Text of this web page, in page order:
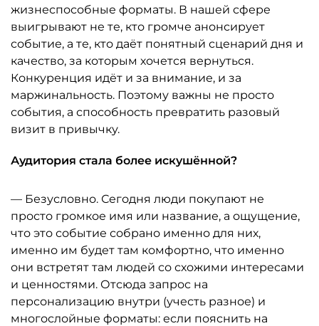
жизнеспособные форматы. В нашей сфере
выигрывают не те, кто громче анонсирует
событие, а те, кто даёт понятный сценарий дня и
качество, за которым хочется вернуться.
Конкуренция идёт и за внимание, и за
маржинальность. Поэтому важны не просто
события, а способность превратить разовый
визит в привычку.
Аудитория стала более искушённой?
— Безусловно. Сегодня люди покупают не
просто громкое имя или название, а ощущение,
что это событие собрано именно для них,
именно им будет там комфортно, что именно
они встретят там людей со схожими интересами
и ценностями. Отсюда запрос на
персонализацию внутри (учесть разное) и
многослойные форматы: если пояснить на